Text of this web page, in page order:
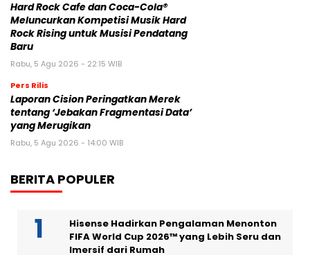
Hard Rock Cafe dan Coca-Cola®
Meluncurkan Kompetisi Musik Hard
Rock Rising untuk Musisi Pendatang
Baru
Rabu, 5 Agu 2026 - 22:15 WIB
Pers Rilis
Laporan Cision Peringatkan Merek
tentang ‘Jebakan Fragmentasi Data’
yang Merugikan
Rabu, 5 Agu 2026 - 14:00 WIB
BERITA POPULER
Hisense Hadirkan Pengalaman Menonton
FIFA World Cup 2026™ yang Lebih Seru dan
Imersif dari Rumah